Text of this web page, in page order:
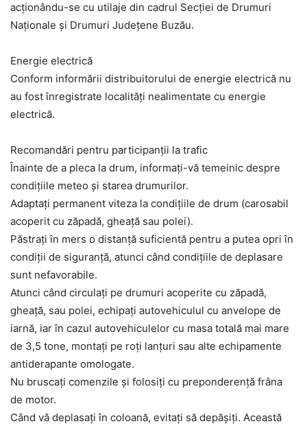
acționându-se cu utilaje din cadrul Secției de Drumuri
Naționale și Drumuri Județene Buzău.
Energie electrică
Conform informării distribuitorului de energie electrică nu
au fost înregistrate localități nealimentate cu energie
electrică.
Recomandări pentru participanții la trafic
Înainte de a pleca la drum, informaţi-vă temeinic despre
condiţiile meteo şi starea drumurilor.
Adaptaţi permanent viteza la condiţiile de drum (carosabil
acoperit cu zăpadă, gheaţă sau polei).
Păstraţi în mers o distanţă suficientă pentru a putea opri în
condiţii de siguranţă, atunci când condiţiile de deplasare
sunt nefavorabile.
Atunci când circulaţi pe drumuri acoperite cu zăpadă,
gheaţă, sau polei, echipaţi autovehiculul cu anvelope de
iarnă, iar în cazul autovehiculelor cu masa totală mai mare
de 3,5 tone, montaţi pe roţi lanţuri sau alte echipamente
antiderapante omologate.
Nu bruscaţi comenzile şi folosiţi cu preponderenţă frâna
de motor.
Când vă deplasaţi în coloană, evitaţi să depăşiţi. Această